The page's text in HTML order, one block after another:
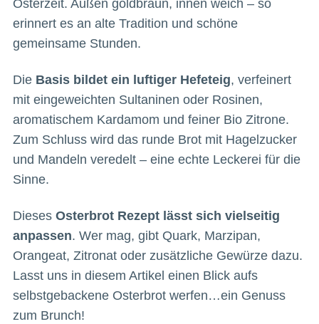
Osterzeit. Außen goldbraun, innen weich – so
erinnert es an alte Tradition und schöne
gemeinsame Stunden.
Die Basis bildet ein luftiger Hefeteig, verfeinert
mit eingeweichten Sultaninen oder Rosinen,
aromatischem Kardamom und feiner Bio Zitrone.
Zum Schluss wird das runde Brot mit Hagelzucker
und Mandeln veredelt – eine echte Leckerei für die
Sinne.
DiesesOsterbrot Rezept lässt sich vielseitig
anpassen. Wer mag, gibt Quark, Marzipan,
Orangeat, Zitronat oder zusätzliche Gewürze dazu.
Lasst uns in diesem Artikel einen Blick aufs
selbstgebackene Osterbrot werfen…ein Genuss
zum Brunch!